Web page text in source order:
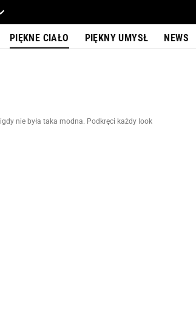
PIĘKNE CIAŁO PIĘKNY UMYSŁ NEWS
nie była taka modna. Podkręci każdy look